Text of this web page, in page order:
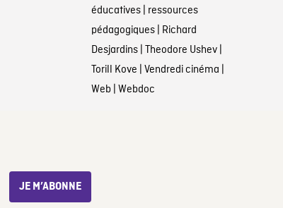
éducatives| ressources
pédagogiques| Richard
Desjardins| Theodore Ushev|
Torill Kove | Vendredi cinéma |
Web | Webdoc
JE M’ABONNE